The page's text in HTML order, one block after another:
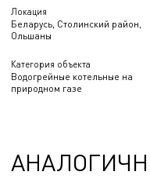
Локация
Беларусь, Столинский район,
Ольшаны
Категория объекта
Водогрейные котельные на
природном газе